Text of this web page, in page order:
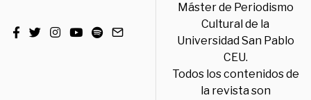
Máster de Periodismo
Cultural de la
Universidad San Pablo
CEU.
Todos los contenidos de
la revista son